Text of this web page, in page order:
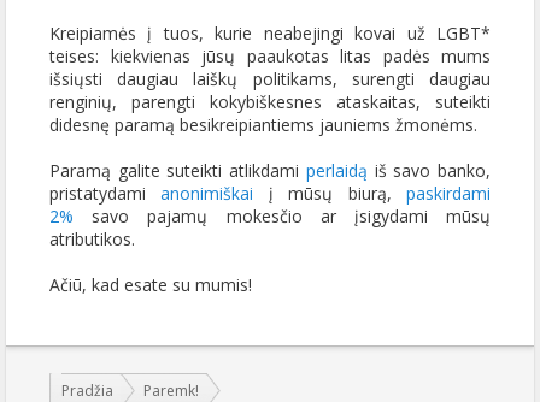
Kreipiamės į tuos, kurie neabejingi kovai už LGBT*
teises: kiekvienas jūsų paaukotas litas padės mums
išsiųsti daugiau laiškų politikams, surengti daugiau
renginių, parengti kokybiškesnes ataskaitas, suteikti
didesnę paramą besikreipiantiems jauniems žmonėms.
Paramą galite suteikti atlikdami perlaidą iš savo banko,
pristatydamianonimiškai į mūsų biurą,paskirdami
2% savo pajamų mokesčio ar įsigydami mūsų
atributikos.
Ačiū, kad esate su mumis!
Jūs esate čia:
Pradžia Paremk!